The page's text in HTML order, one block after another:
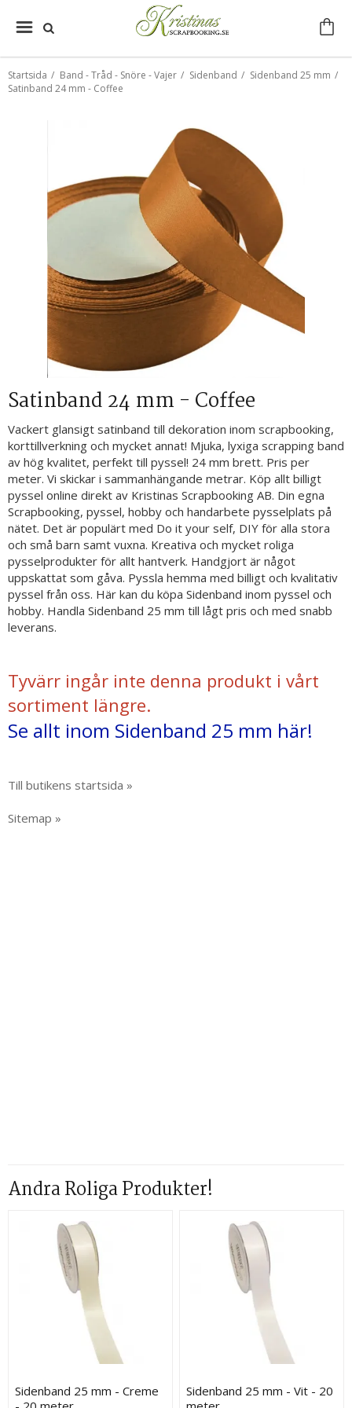
Startsida / Band - Tråd - Snöre - Vajer / Sidenband / Sidenband 25 mm /
Satinband 24 mm - Coffee
Satinband 24 mm - Coffee
Vackert glansigt satinband till dekoration inom scrapbooking,
korttillverkning och mycket annat! Mjuka, lyxiga scrapping band
av hög kvalitet, perfekt till pyssel! 24 mm brett. Pris per
meter. Vi skickar i sammanhängande metrar. Köp allt billigt
pyssel online direkt av Kristinas Scrapbooking AB. Din egna
Scrapbooking, pyssel, hobby och handarbete pysselplats på
nätet. Det är populärt med Do it your self, DIY för alla stora
och små barn samt vuxna. Kreativa och mycket roliga
pysselprodukter för allt hantverk. Handgjort är något
uppskattat som gåva. Pyssla hemma med billigt och kvalitativ
pyssel från oss. Här kan du köpa Sidenband inom pyssel och
hobby. Handla Sidenband 25 mm till lågt pris och med snabb
leverans.
Tyvärr ingår inte denna produkt i vårt
sortiment längre.
Se allt inom Sidenband 25 mm här!
Till butikens startsida »
Sitemap »
Andra Roliga Produkter!
Sidenband 25 mm - Creme
Sidenband 25 mm - Vit - 20